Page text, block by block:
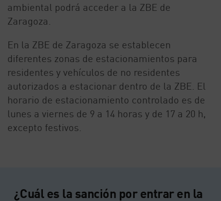
ambiental podrá acceder a la ZBE de
Zaragoza.
En la ZBE de Zaragoza se establecen
diferentes zonas de estacionamientos para
residentes y vehículos de no residentes
autorizados a estacionar dentro de la ZBE. El
horario de estacionamiento controlado es de
lunes a viernes de 9 a 14 horas y de 17 a 20 h,
excepto festivos.
¿Cuál es la sanción por entrar en la